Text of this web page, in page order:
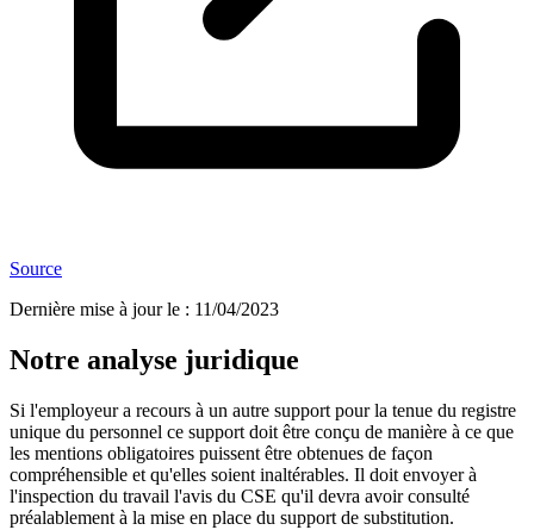
Source
Dernière mise à jour le : 11/04/2023
Notre analyse juridique
Si l'employeur a recours à un autre support pour la tenue du registre
unique du personnel ce support doit être conçu de manière à ce que
les mentions obligatoires puissent être obtenues de façon
compréhensible et qu'elles soient inaltérables. Il doit envoyer à
l'inspection du travail l'avis du CSE qu'il devra avoir consulté
préalablement à la mise en place du support de substitution.